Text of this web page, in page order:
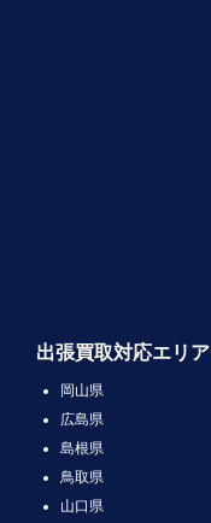
出張買取対応エリア
岡山県
広島県
島根県
鳥取県
山口県